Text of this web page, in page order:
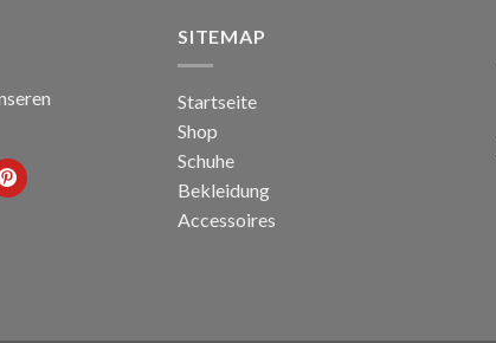
SITEMAP
Startseite
Shop
Schuhe
Bekleidung
Accessoires